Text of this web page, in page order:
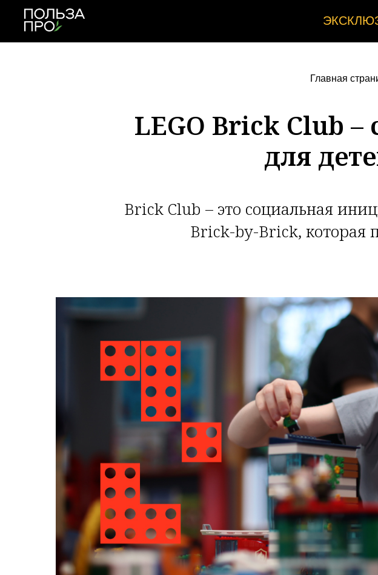
Главная
LEGO Brick Club
для
Brick Club – это социальная
Brick-by-Brick, которая